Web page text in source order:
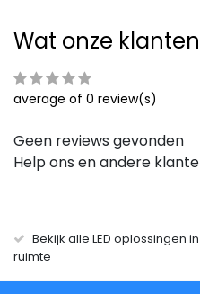
Wat onze
average of 0 review(s)
Geen reviews gevonden
Help ons en andere
Bekijk alle LED oplossingen
ruimte